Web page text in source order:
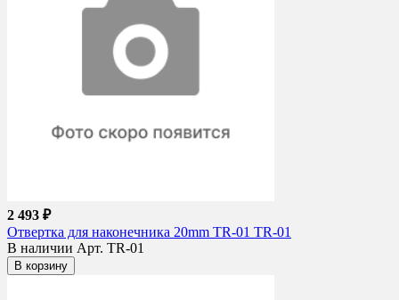
2 493 ₽
Отвертка для наконечника 20mm TR-01 TR-01
В наличии Арт. TR-01
В корзину